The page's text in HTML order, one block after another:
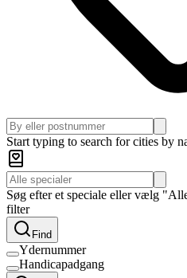
Start typing to search for cities by
Søg efter et speciale eller vælg
filter
Find
Ydernummer
Handicapadgang